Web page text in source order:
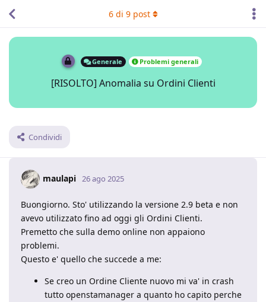
Generale Problemi generali
[RISOLTO] Anomalia su Ordini Clienti
Condividi
6di 9post
maulapi 26 ago 2025
Buongiorno. Sto' utilizzando la versione 2.9 beta e non
avevo utilizzato fino ad oggi gli Ordini Clienti.
Premetto che sulla demo online non appaiono
problemi.
Questo e' quello che succede a me:
Se creo un Ordine Cliente nuovo mi va' in crash
tutto openstamanager a quanto ho capito perche